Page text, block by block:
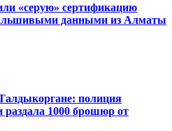
«серую» сертификацию
данными из Алматы
полиция
раздала 1000 брошюр от